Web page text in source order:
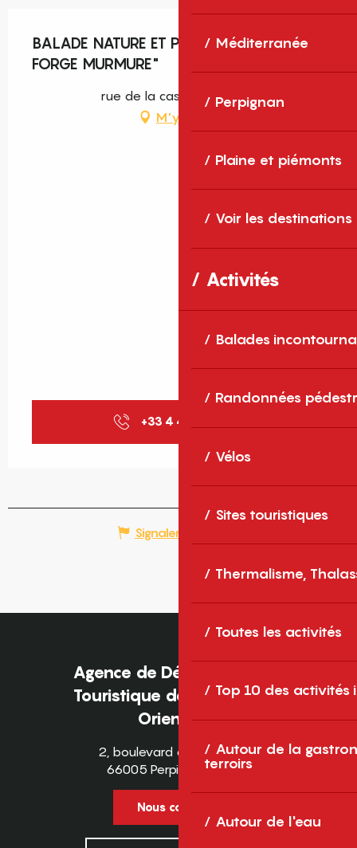
Méditerranée
Perpignan
Plaine et piémonts
Voir les destinations
Activités
Balades
Randonnées
Vélos
Sites touristiques
Thermalisme,
Toutes les activités
Top 10 des activités
Autour de la
terroirs
Autour de l'eau
BALADE NATURE ET PATRIMOINE "LA
FORGE MURMURE"
rue de la caserne, Sorède
M'y rendre
+33 4 48 98 00
Signaler une erreur
Agence de Développement
Touristique des Pyrénées-
Orientales
2, boulevard des Pyrénées
66005 Perpignan Cedex
Nous contacter